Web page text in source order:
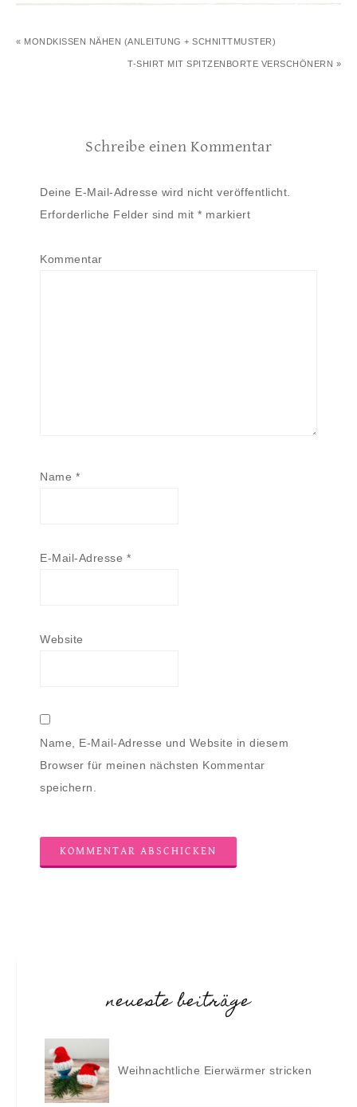
« MONDKISSEN NÄHEN (ANLEITUNG + SCHNITTMUSTER)
T-SHIRT MIT SPITZENBORTE VERSCHÖNERN »
Schreibe einen Kommentar
Deine E-Mail-Adresse wird nicht veröffentlicht.
Erforderliche Felder sind mit * markiert
Kommentar
Name *
E-Mail-Adresse *
Website
Name, E-Mail-Adresse und Website in diesem
Browser für meinen nächsten Kommentar
speichern.
neueste beiträge
Weihnachtliche Eierwärmer stricken